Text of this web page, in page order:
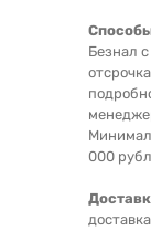
Безнал
000